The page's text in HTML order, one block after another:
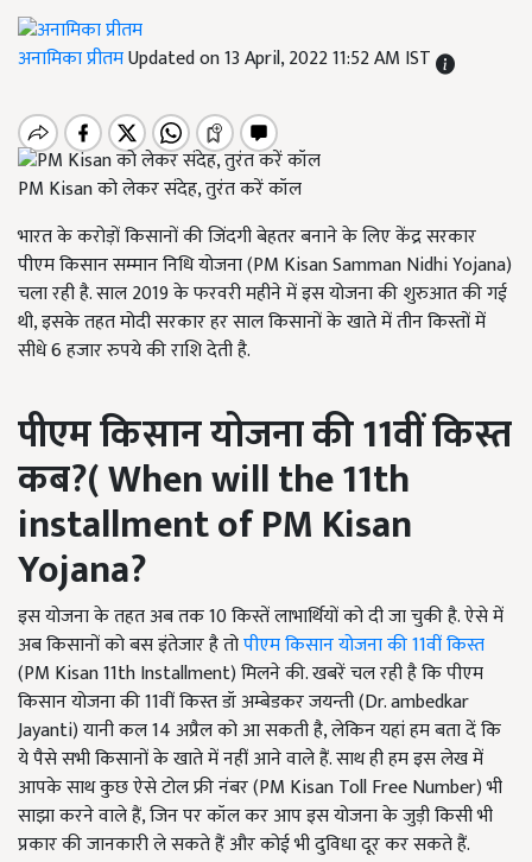
अनामिका प्रीतमUpdated on 13 April, 2022 11:52 AM IST
PM Kisan को लेकर संदेह, तुरंत करें कॉल
भारत के करोड़ों किसानों की जिंदगी बेहतर बनाने के लिए केंद्र सरकार
पीएम किसान सम्मान निधि योजना (PM Kisan Samman Nidhi Yojana)
चला रही है. साल 2019 के फरवरी महीने में इस योजना की शुरुआत की गई
थी, इसके तहत मोदी सरकार हर साल किसानों के खाते में तीन किस्तों में
सीधे 6 हजार रुपये की राशि देती है.
पीएम किसान योजना की 11वीं किस्त
कब?(When will the 11th
installment of PM Kisan
Yojana?
इस योजना के तहत अब तक 10 किस्तें लाभार्थियों को दी जा चुकी है. ऐसे में
अब किसानों को बस इंतेजार है तोपीएम किसान योजना की 11वीं किस्त
(PM Kisan 11th Installment) मिलने की. खबरें चल रही है कि पीएम
किसान योजना की 11वीं किस्त डॉ अम्बेडकर जयन्ती (Dr. ambedkar
Jayanti) यानी कल 14 अप्रैल को आ सकती है, लेकिन यहां हम बता दें कि
ये पैसे सभी किसानों के खाते में नहीं आने वाले हैं. साथ ही हम इस लेख में
आपके साथ कुछ ऐसे टोल फ्री नंबर (PM Kisan Toll Free Number) भी
साझा करने वाले हैं, जिन पर कॉल कर आप इस योजना के जुड़ी किसी भी
प्रकार की जानकारी ले सकते हैं और कोई भी दुविधा दूर कर सकते हैं.